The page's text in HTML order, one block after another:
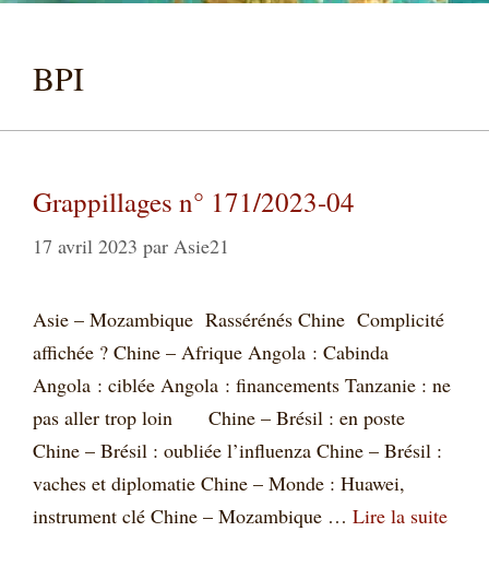
BPI
Grappillages n° 171/2023-04
17 avril 2023 par Asie21
Asie – Mozambique Rassérénés Chine Complicité
affichée ? Chine – Afrique Angola : Cabinda
Angola : ciblée Angola : financements Tanzanie : ne
pas aller trop loin Chine – Brésil : en poste
Chine – Brésil : oubliée l’influenza Chine – Brésil :
vaches et diplomatie Chine – Monde : Huawei,
instrument clé Chine – Mozambique … Lire la suite